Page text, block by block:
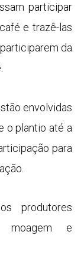
participar
e trazê-las
da
envolvidas
o plantio até a
para
produtores
moagem e